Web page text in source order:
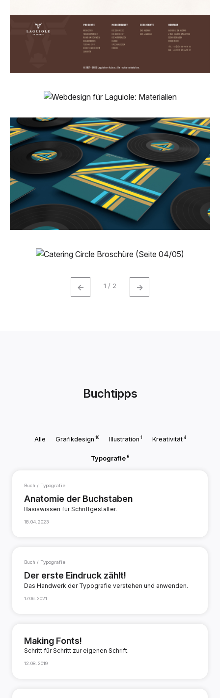
← 1 / 2 →
Buchtipps
Alle Grafikdesign 10 Illustration 1 Kreativität4
Typografie 6
Buch / Typografie
Anatomie der Buchstaben
Basiswissen für Schriftgestalter.
18.04.2023
Buch / Typografie
Der erste Eindruck zählt!
Das Handwerk der Typografie verstehen und anwenden.
17.06.2021
Making Fonts!
Schritt für Schritt zur eigenen Schrift.
12.08.2019